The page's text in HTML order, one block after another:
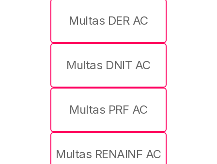
Multas DER AC
Multas DNIT AC
Multas PRF AC
Multas RENAINF AC